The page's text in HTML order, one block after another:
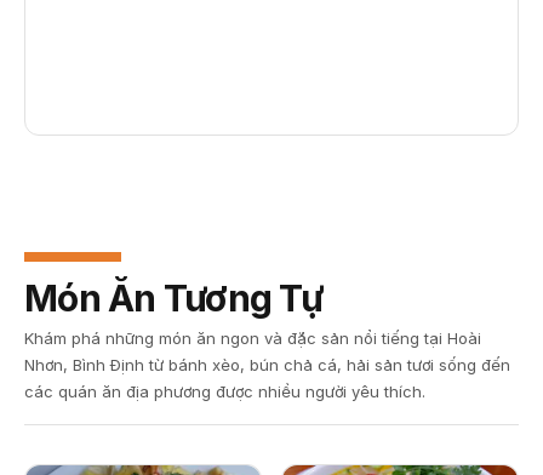
Món Ăn Tương Tự
Khám phá những món ăn ngon và đặc sản nổi tiếng tại Hoài
Nhơn, Bình Định từ bánh xèo, bún chả cá, hải sản tươi sống đến
các quán ăn địa phương được nhiều người yêu thích.